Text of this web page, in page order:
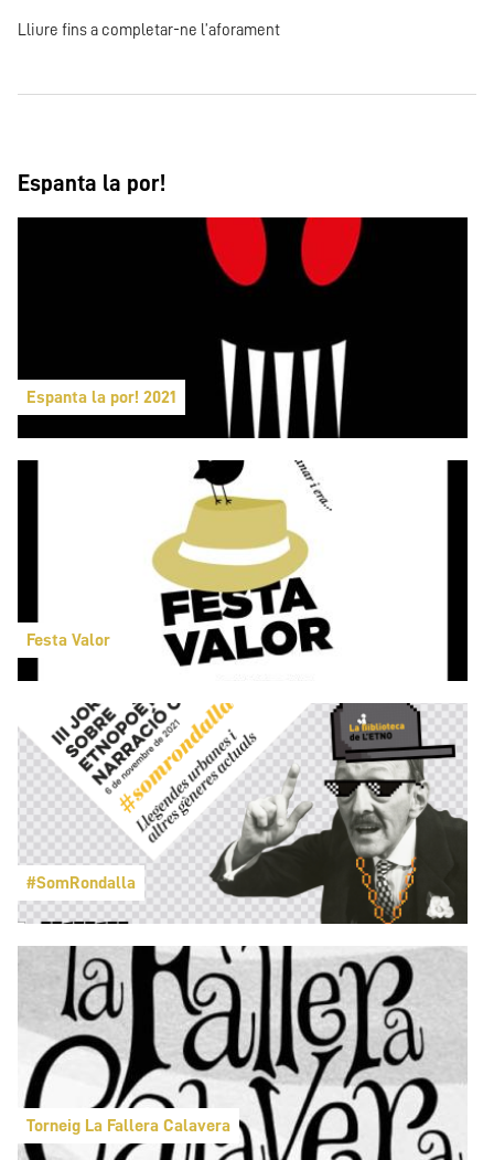
Lliure fins a completar-ne l’aforament
Espanta la por!
Espanta la por! 2021
Festa Valor
#SomRondalla
Torneig La Fallera Calavera